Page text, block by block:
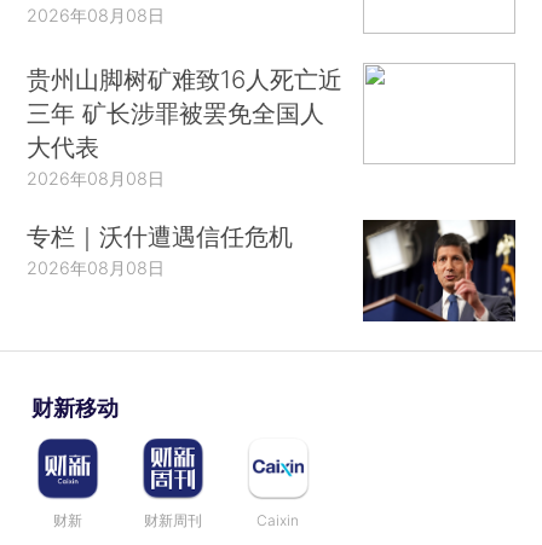
2026年08月08日
贵州山脚树矿难致16人死亡近
三年 矿长涉罪被罢免全国人
大代表
2026年08月08日
专栏｜沃什遭遇信任危机
2026年08月08日
财新移动
财新 财新周刊 Caixin